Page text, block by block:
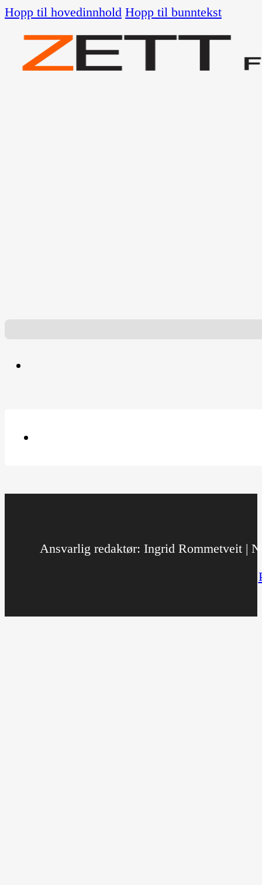
Hopp til hovedinnhold Hopp til bunntekst
Ansvarlig redaktør: Ingrid Rommetveit |